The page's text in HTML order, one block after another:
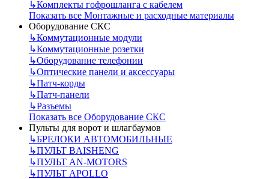
↳Комплекты гофрошланга с кабелем
Показать все Монтажные и расходные материалы
Оборудование СКС
↳Коммутационные модули
↳Коммутационные розетки
↳Оборудование телефонии
↳Оптические панели и аксессуары
↳Патч-корды
↳Патч-панели
↳Разъемы
Показать все Оборудование СКС
Пульты для ворот и шлагбаумов
↳БРЕЛОКИ АВТОМОБИЛЬНЫЕ
↳ПУЛЬТ BAISHENG
↳ПУЛЬТ AN-MOTORS
↳ПУЛЬТ APOLLO